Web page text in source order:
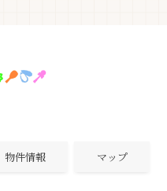
物件情報 マップ